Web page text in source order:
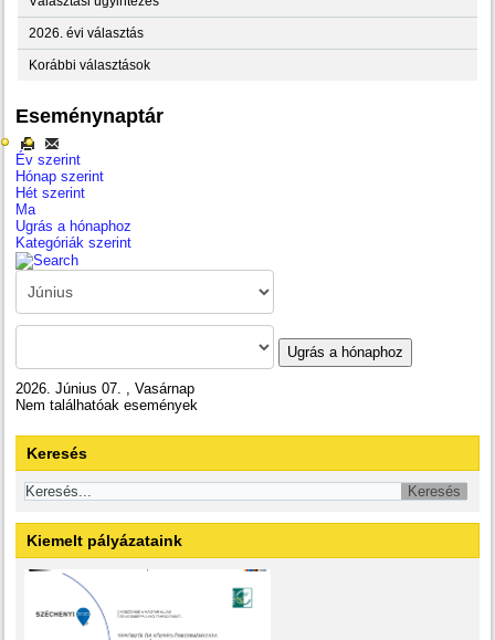
2026. évi választás
Korábbi választások
Eseménynaptár
Év szerint
Hónap szerint
Hét szerint
Ma
Ugrás a hónaphoz
Kategóriák szerint
Ugrás a hónaphoz
2026. Június 07. , Vasárnap
Nem találhatóak események
Keresés
Kiemelt pályázataink